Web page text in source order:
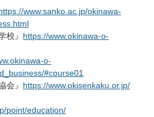
www.sanko.ac.jp/okinawa-
校』 https://www.okinawa-o-
o-
#course01
会』 https://www.okisenkaku.or.jp/
point/education/